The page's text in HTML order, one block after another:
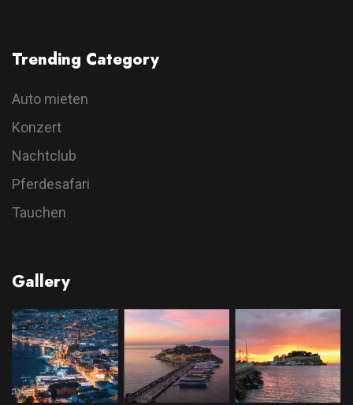
Trending Category
Auto mieten
Konzert
Nachtclub
Pferdesafari
Tauchen
Gallery